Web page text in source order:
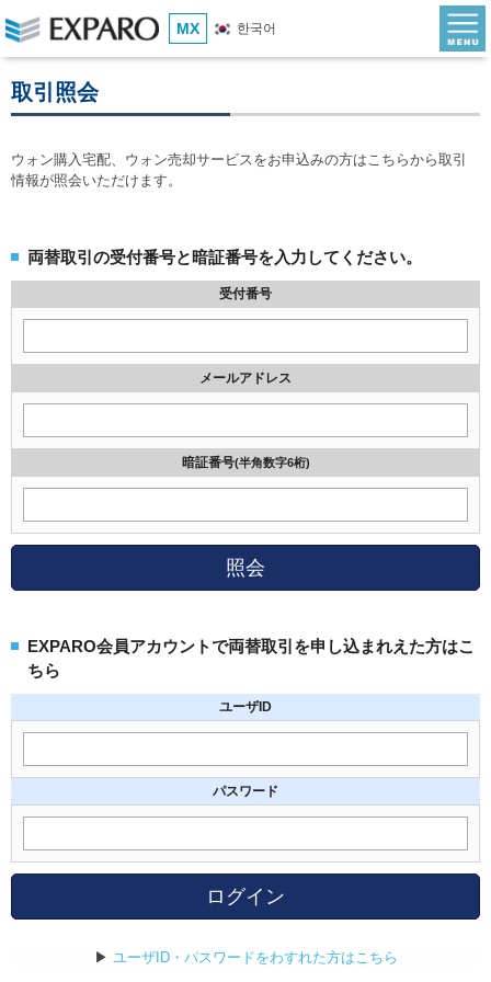
MX 한국어
取引照会
ウォン購入宅配、ウォン売却サービスをお申込みの方はこちらから取引
情報が照会いただけます。
両替取引の受付番号と暗証番号を入力してください。
受付番号
メールアドレス
暗証番号(半角数字6桁)
照会
EXPARO会員アカウントで両替取引を申し込まれえた方はこ
ちら
ユーザID
パスワード
ログイン
▶ ユーザID・パスワードをわすれた方はこちら